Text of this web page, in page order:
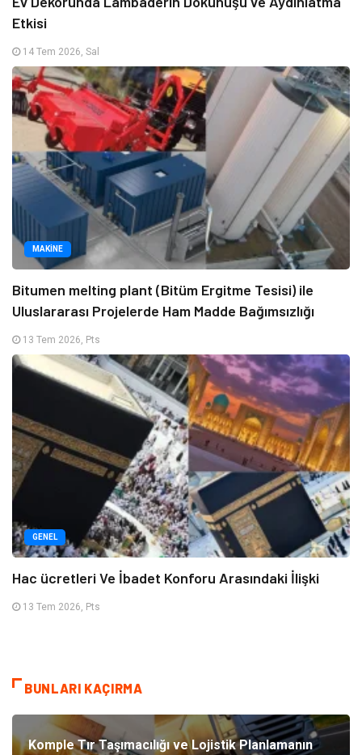
Etkisi
14 Tem 2026, Sal
MAKINE
Bitumen melting plant (Bitüm Ergitme Tesisi) ile
Uluslararası Projelerde Ham Madde Bağımsızlığı
13 Tem 2026, Pts
GENEL
Hac ücretleri Ve İbadet Konforu Arasındaki İlişki
13 Tem 2026, Pts
BUNLARI KAÇIRMA
Komple Tır Taşımacılığı ve Lojistik Planlamanın